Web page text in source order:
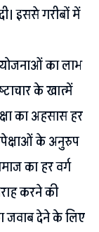
इससे गरीबों में
का लाभ
के खात्में
का अहसास हर
अपेक्षाओं के अनुरुप
का हर वर्ग
करने की
जवाब देने के लिए